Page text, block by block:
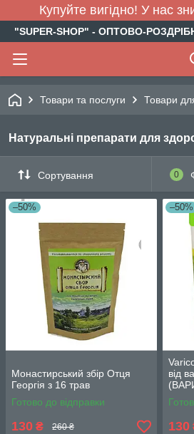
Купуйте вигідно! У нас
"SUPER-SHOP" - ОПТОВО-
Товари та послуги Товари
Натуральні препарати для
Сортування 0
–50%
Монастирський збір Отця
Георгія з 16 трав
Готово до відправки
130 ₴ 260 ₴
–50%
від
130